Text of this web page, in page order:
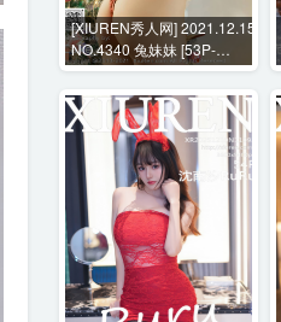
[XIUREN秀人网] 2021.12.15
NO.4340 兔妹妹 [53P-
556MB]